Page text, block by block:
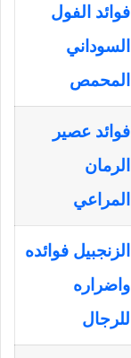
فوائد الفول
السوداني
المحمص
فوائد عصير
الرمان
المراعي
الزنجبيل فوائده
واضراره
للرجال